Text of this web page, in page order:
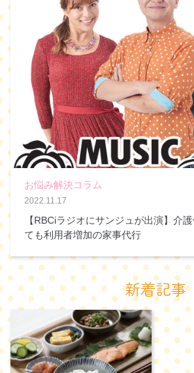
お悩み解決コラム
2022.11.17
【RBCiラジオにサンジュが出演】介
ても利用者増加の家事代行
新着記事